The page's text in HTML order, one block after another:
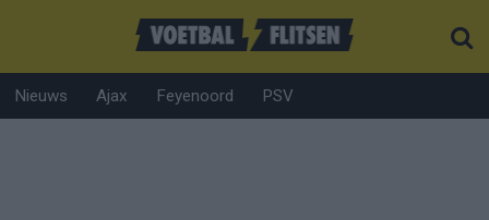
Nieuws Ajax Feyenoord PSV